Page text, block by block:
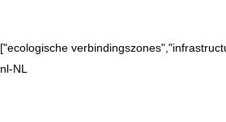
["ecologische
nl-NL